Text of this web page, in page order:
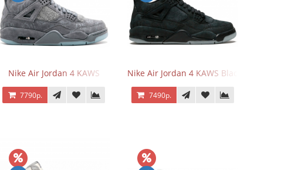
Nike Air Jordan 4 KAWS
7790р.
Nike Air Jordan 4 KAWS Black
7490р.